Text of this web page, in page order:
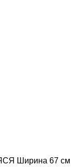
Ширина 67 см